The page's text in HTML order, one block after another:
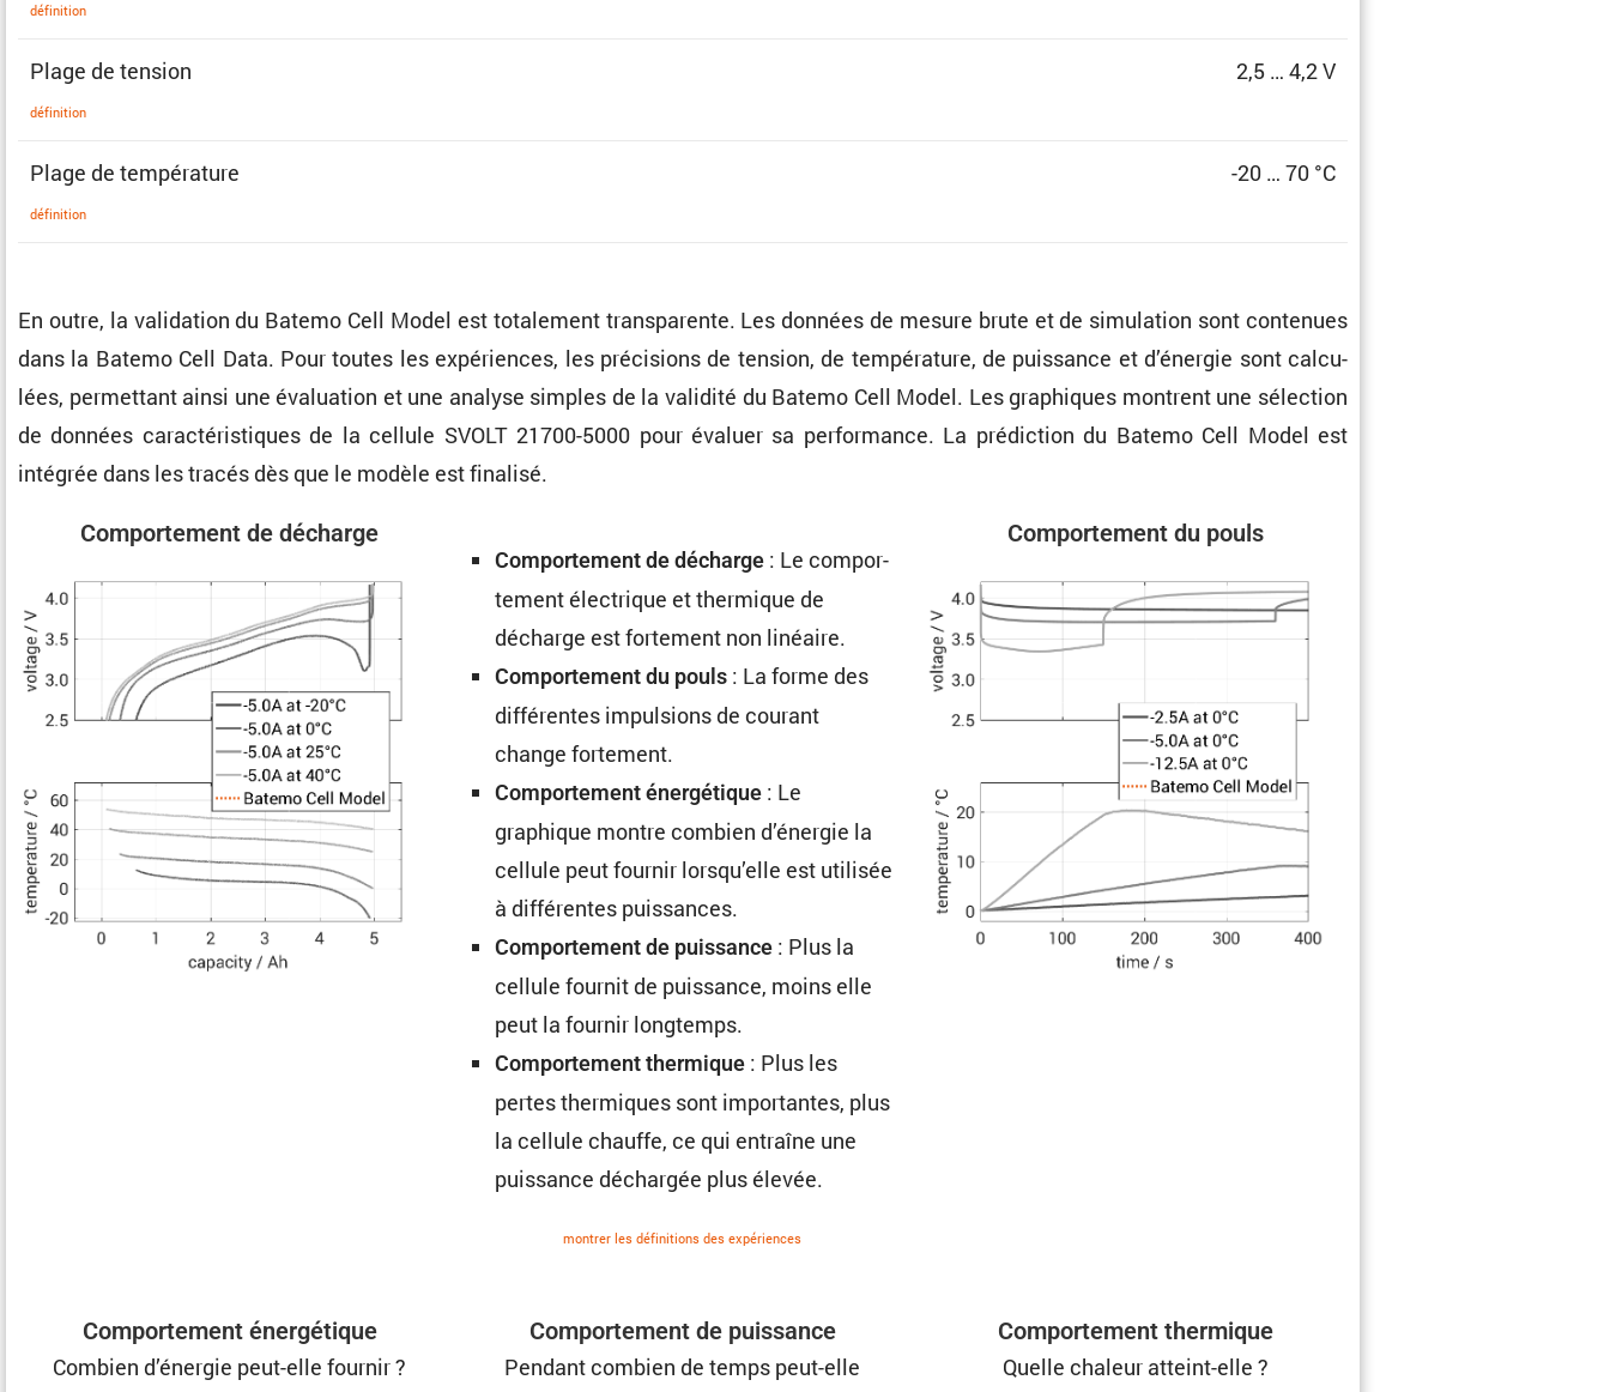
défini­tion
Plage de tension
défini­tion
2,5 … 4,2 V
Plage de température
défini­tion
-20 … 70 °C
En outre, la valida­tion du Batemo Cell Model est totale­ment trans­pa­rente. Les données de mesure brute et de simula­tion sont conte­nues
dans la Batemo Cell Data. Pour toutes les expériences, les préci­sions de tension, de tempé­ra­ture, de puissance et d’énergie sont calcu­
lées, permet­tant ainsi une évalua­tion et une analyse simples de la validité du Batemo Cell Model. Les graphiques montrent une sélec­tion
de données carac­té­ris­tiques de la cellule SVOLT 21700-5000 pour évaluer sa perfor­mance. La prédic­tion du Batemo Cell Model est
intégrée dans les tracés dès que le modèle est finalisé.
Compor­te­ment de décharge
Compor­te­ment de décharge : Le compor­
te­ment électrique et thermique de
décharge est forte­ment non linéaire.
Compor­te­ment du pouls : La forme des
diffé­rentes impul­sions de courant
change fortement.
Compor­te­ment énergé­tique : Le
graphique montre combien d’énergie la
cellule peut fournir lorsqu’elle est utilisée
à diffé­rentes puissances.
Compor­te­ment de puissance : Plus la
cellule fournit de puissance, moins elle
peut la fournir longtemps.
Compor­te­ment thermique : Plus les
pertes thermiques sont impor­tantes, plus
la cellule chauffe, ce qui entraîne une
puissance déchargée plus élevée.
Compor­te­ment du pouls
montrer les défini­tions des expériences
Compor­te­ment énergétique
Combien d’énergie peut-elle fournir ?
Compor­te­ment de puissance
Pendant combien de temps peut-elle
Compor­te­ment thermique
Quelle chaleur atteint-elle ?